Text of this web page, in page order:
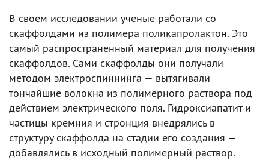
В своем исследовании ученые работали со
скаффолдами из полимера поликапролактон. Это
самый распространенный материал для получения
скаффолдов. Сами скаффолды они получали
методом электроспиннинга — вытягивали
тончайшие волокна из полимерного раствора под
действием электрического поля. Гидроксиапатит и
частицы кремния и стронция внедрялись в
структуру скаффолда на стадии его создания —
добавлялись в исходный полимерный раствор.